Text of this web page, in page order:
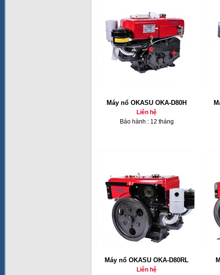
Máy nổ OKASU OKA-D80H
Liên hệ
Bảo hành : 12 tháng
Máy nổ OKASU OKA-D80RL
Liên hệ